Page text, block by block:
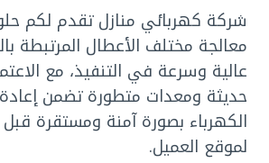
شركة كهربائي منازل تقدم لكم
معالجة مختلف الأعطال المرتبطة
عالية وسرعة في التنفيذ، مع
حديثة ومعدات متطورة تضمن
الكهرباء بصورة آمنة ومستقرة
لموقع العميل.